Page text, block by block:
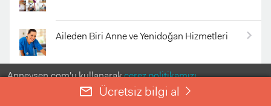
Aileden Biri Anne ve Yenidoğan Hizmetleri
Özel Derin Çocuk Özel Eğitim ve Rehabilitasyon Merkezi
Anneysen.com'u kullanarakçerez politikamızı
kabul etmiş olursunuz.
mail_outline Ücretsiz bilgi al right